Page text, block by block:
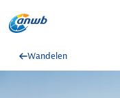
Wandelen